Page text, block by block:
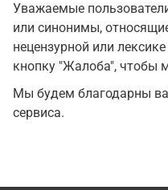
Уважаемые
или синонимы,
нецензурной или
кнопку "Жалоба", чтобы
Мы будем благодарны
сервиса.